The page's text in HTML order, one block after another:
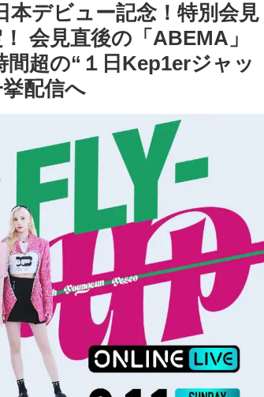
本デビュー記念！特別会見
会見直後の「ABEMA」
超の“１日Kep1erジャッ
配信へ